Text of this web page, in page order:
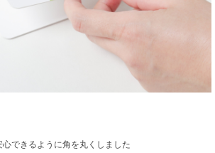
できるように角を丸くしました